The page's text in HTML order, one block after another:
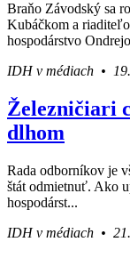
Braňo Závodský sa
Kubáčkom a
hospodárstvo
IDH v médiach •
Železničiari
dlhom
Rada odborníkov je
štát odmietnuť. Ako
hospodárst...
IDH v médiach •